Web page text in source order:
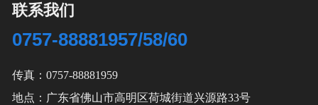
联系我们
0757-88881957/58/60
传真：0757-88881959
地点：广东省佛山市高明区荷城街道兴源路33号